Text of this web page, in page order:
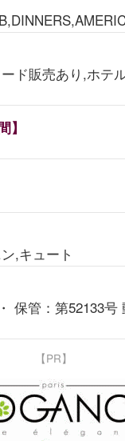
ド販売あり,ホテ
】
,キュート
保管：第52133号
【PR】